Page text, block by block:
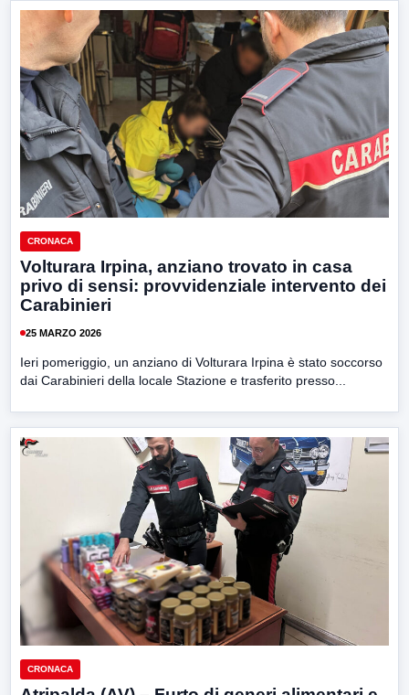
CRONACA
Volturara Irpina, anziano trovato in casa
privo di sensi: provvidenziale intervento dei
Carabinieri
25 MARZO 2026
Ieri pomeriggio, un anziano di Volturara Irpina è stato soccorso
dai Carabinieri della locale Stazione e trasferito presso...
CRONACA